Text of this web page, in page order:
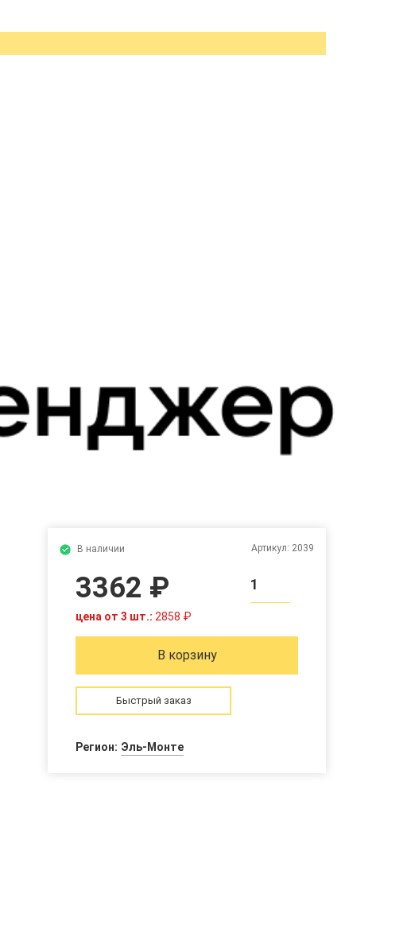
В наличии Артикул: 2039
3362 ₽
цена от 3 шт.: 2858 ₽
1
В корзину
Быстрый заказ
Регион: Эль-Монте